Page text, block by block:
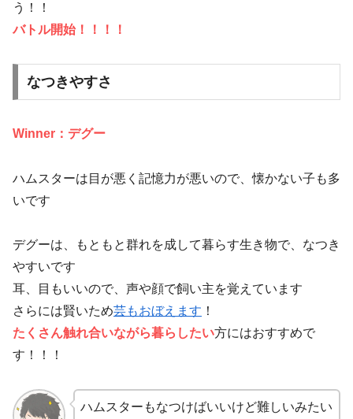
う！！
バトル開始！！！！
なつきやすさ
Winner：デグー
ハムスターは目が悪く記憶力が悪いので、懐かない子も多
いです
デグーは、もともと群れを成して暮らす生き物で、なつき
やすいです
耳、目もいいので、声や顔で飼い主を覚えています
さらには賢いため芸もおぼえます ！
たくさん触れ合いながら暮らしたい方にはおすすめで
す！！！
ハムスターもなつけばいいけど難しいみたい